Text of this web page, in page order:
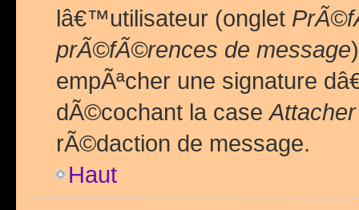
lâ€™utilisateur (onglet
prÃ©fÃ©rences de message
empÃªcher une signature
dÃ©cochant la case
rÃ©daction de message.
Haut